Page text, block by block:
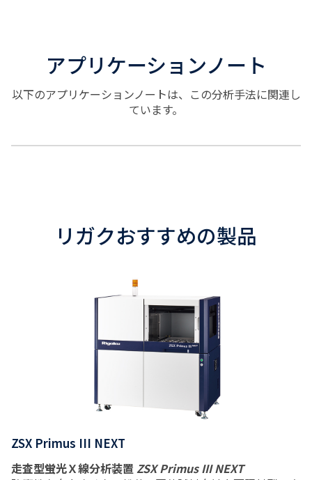
アプリケーションノート
以下のアプリケーションノートは、この分析手法に関連し
ています。
リガクおすすめの製品
ZSX Primus III NEXT
走査型蛍光Ｘ線分析装置 ZSX Primus III NEXT